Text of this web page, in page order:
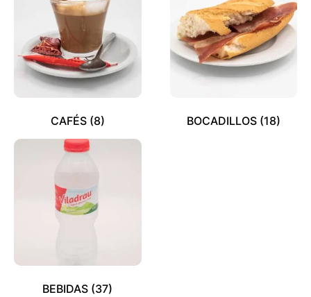
CAFÉS (8) BOCADILLOS (18)
BEBIDAS (37)